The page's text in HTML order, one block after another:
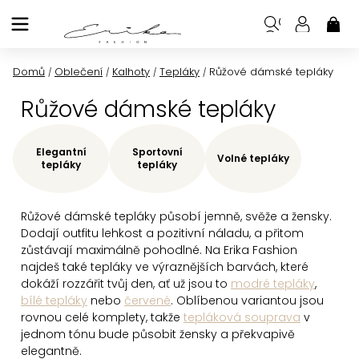
na
Domů / Oblečení / Kalhoty / Tepláky / Růžové dámské tepláky
Růžové dámské tepláky
Růžové dámské tepláky působí jemně, svěže a žensky.
Dodají outfitu lehkost a pozitivní náladu, a přitom
zůstávají maximálně pohodlné. Na Erika Fashion
najdeš také tepláky ve výraznějších barvách, které
dokáží rozzářit tvůj den, ať už jsou to modré tepláky,
bílé tepláky nebo červené. Oblíbenou variantou jsou
rovnou celé komplety, takže tepláková souprava v
jednom tónu bude působit žensky a překvapivě
elegantně.
Elegantní
tepláky
Sportovní
tepláky
Volné tepláky